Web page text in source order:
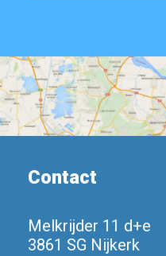
Contact
Melkrijder 11 d+e
3861 SG Nijkerk